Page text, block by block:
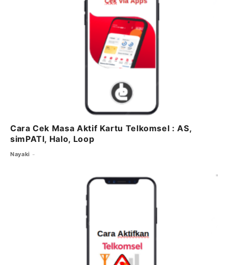
Cara Cek Masa Aktif Kartu Telkomsel : AS,
simPATI, Halo, Loop
Nayaki